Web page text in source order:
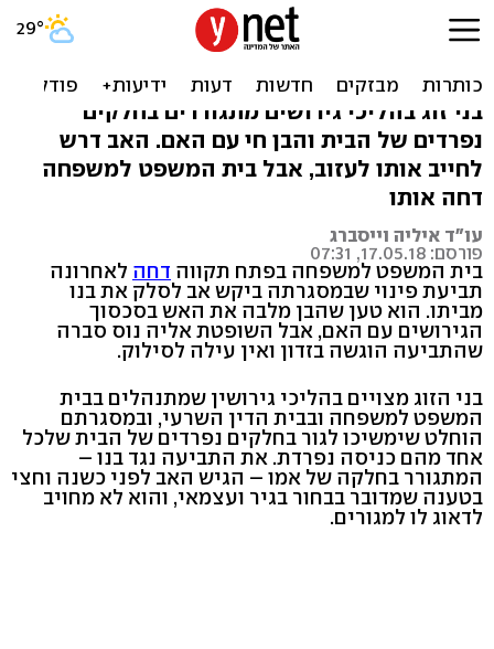
תבע לסלק את בנו מהבית:
"הוא מסית נגדי"
בני זוג בהליכי גירושים מתגוררים בחלקים
נפרדים של הבית והבן חי עם האם. האב דרש
לחייב אותו לעזוב, אבל בית המשפט למשפחה
דחה אותו
עו"ד איליה וייסברג
פורסם: 17.05.18, 07:31
בית המשפט למשפחה בפתח תקווה דחה לאחרונה
תביעת פינוי שבמסגרתה ביקש אב לסלק את בנו
מביתו. הוא טען שהבן מלבה את האש בסכסוך
הגירושים עם האם, אבל השופטת אליה נוס סברה
שהתביעה הוגשה בזדון ואין עילה לסילוק.
בני הזוג מצויים בהליכי גירושין שמתנהלים בבית
המשפט למשפחה ובבית הדין השרעי, ובמסגרתם
הוחלט שימשיכו לגור בחלקים נפרדים של הבית שלכל
אחד מהם כניסה נפרדת. את התביעה נגד בנו –
המתגורר בחלקה של אמו – הגיש האב לפני כשנה וחצי
בטענה שמדובר בבחור בגיר ועצמאי, והוא לא מחויב
לדאוג לו למגורים.